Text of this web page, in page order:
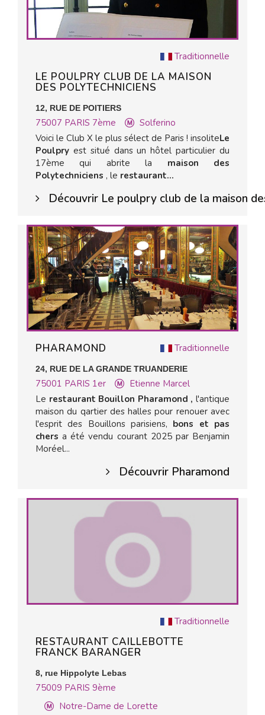
Traditionnelle
LE POULPRY CLUB DE LA MAISON
DES POLYTECHNICIENS
12, RUE DE POITIERS
75007 PARIS 7ème
Solferino
Voici le Club X le plus sélect de Paris ! insoliteLe
Poulpry est situé dans un hôtel particulier du
17ème qui abrite la maison des
Polytechniciens , le restaurant...
Découvrir Le poulpry club de la maison
Traditionnelle
PHARAMOND
24, RUE DE LA GRANDE TRUANDERIE
75001 PARIS 1er
Etienne Marcel
Le restaurant Bouillon Pharamond ,l'antique
maison du qartier des halles pour renouer avec
l'esprit des Bouillons parisiens, bons et pas
chersa été vendu courant 2025 par Benjamin
Moréel...
Découvrir Pharamond
Traditionnelle
RESTAURANT CAILLEBOTTE
FRANCK BARANGER
8, rue Hippolyte Lebas
75009 PARIS 9ème
Notre-Dame de Lorette